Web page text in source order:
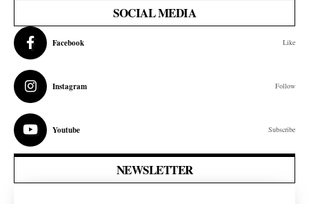
SOCIAL MEDIA
Facebook Like
Instagram Follow
Youtube Subscribe
NEWSLETTER